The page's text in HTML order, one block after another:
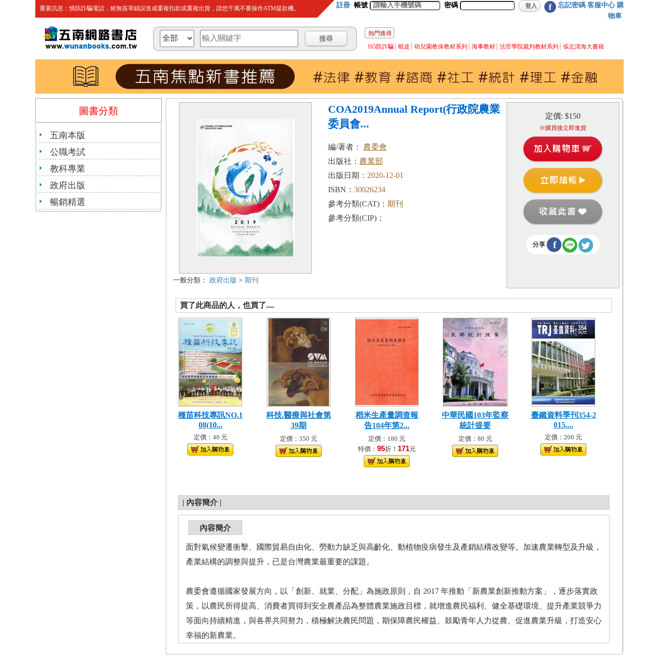
重要訊息：慎防詐騙電話，絕無簽單錯誤造成重複扣款或重複出貨，請您千萬不要操作ATM提款機。 註冊 帳號 密碼 f 忘記密碼 客服中心 購
物車
熱門搜尋
165防詐騙
蝦皮 幼兒園教保教材系列 海事教材 法官學院裁判教材系列 張志清海大書籍
圖書分類
五南本版
公職考試
教科專業
政府出版
暢銷精選
一般分類： 政府出版 > 期刊
COA2019Annual Report(行政院農業
委員會...
編/著者： 農委會
出版社： 農業部
出版日期： 2020-12-01
ISBN： 30026234
參考分類(CAT)： 期刊
參考分類(CIP)：
定價: $150
※購買後立即進貨
分享 f
買了此商品的人，也買了....
種苗科技專訊NO.1
08(10...
定價：40 元
科技.醫療與社會第
39期
定價：350 元
稻米生產量調查報
告104年第2...
定價：180 元
特價： 95折！ 171元
中華民國103年監察
統計提要
定價：80 元
臺鐵資料季刊354-2
015....
定價：200 元
| 內容簡介 |
內容簡介
面對氣候變遷衝擊、國際貿易自由化、勞動力缺乏與高齡化、動植物疫病發生及產銷結構改變等。加速農業轉型及升級，
產業結構的調整與提升，已是台灣農業最重要的課題。
農委會遵循國家發展方向，以「創新、就業、分配」為施政原則，自 2017 年推動「新農業創新推動方案」，逐步落實政
策，以農民所得提高、消費者買得到安全農產品為整體農業施政目標，就增進農民福利、健全基礎環境、提升產業競爭力
等面向持續精進，與各界共同努力，積極解決農民問題，期保障農民權益、鼓勵青年人力從農、促進農業升級，打造安心
幸福的新農業。